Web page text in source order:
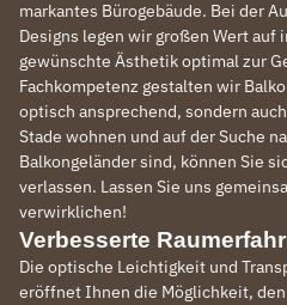
markantes Bürogebäude. Bei der
Designs legen wir großen Wert
gewünschte Ästhetik optimal zur
Fachkompetenz gestalten wir
optisch ansprechend, sondern
Stade wohnen und auf der Suche
Balkongeländer sind, können Sie
verlassen. Lassen Sie uns
verwirklichen!
Verbesserte
Die optische Leichtigkeit und
eröffnet Ihnen die Möglichkeit,